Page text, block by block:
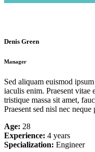
Denis Green
Manager
Sed aliquam euismod
iaculis enim. Praesent vitae
tristique massa sit amet,
Praesent sed nisl nec
Age: 28
Experience: 4 years
Specialization: Engineer